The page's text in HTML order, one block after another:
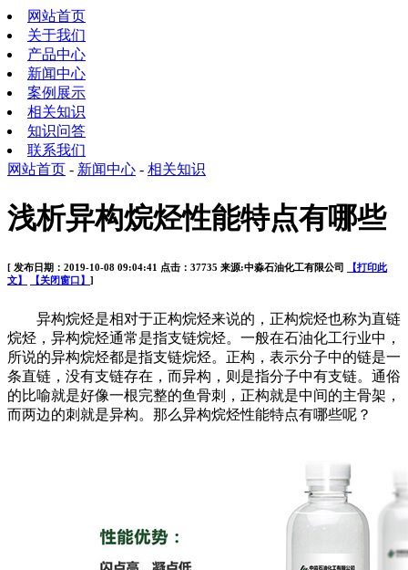
网站首页
关于我们
产品中心
新闻中心
案例展示
相关知识
知识问答
联系我们
网站首页 - 新闻中心 - 相关知识
浅析异构烷烃性能特点有哪些
[ 发布日期：2019-10-08 09:04:41 点击：37735 来源:中淼石油化工有限公司
【打印此
文】
【关闭窗口】 ]
异构烷烃是相对于正构烷烃来说的，正构烷烃也称为直链
烷烃，异构烷烃通常是指支链烷烃。一般在石油化工行业中，
所说的异构烷烃都是指支链烷烃。正构，表示分子中的链是一
条直链，没有支链存在，而异构，则是指分子中有支链。通俗
的比喻就是好像一根完整的鱼骨刺，正构就是中间的主骨架，
而两边的刺就是异构。那么异构烷烃性能特点有哪些呢？